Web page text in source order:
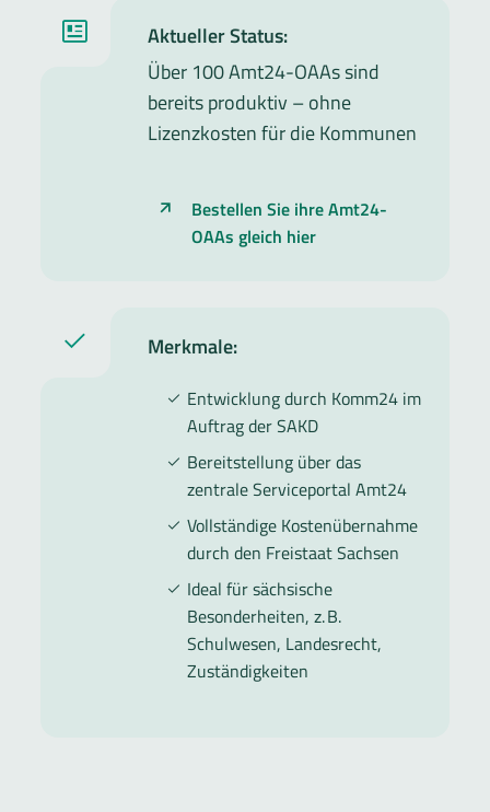
Aktueller Status:
Über 100 Amt24-OAAs sind
bereits produktiv – ohne
Lizenzkosten für die Kommunen
Bestellen Sie ihre Amt24-
OAAs gleich hier
Merkmale:
Entwicklung durch Komm24 im
Auftrag der SAKD
Bereitstellung über das
zentrale Serviceportal Amt24
Vollständige Kostenübernahme
durch den Freistaat Sachsen
Ideal für sächsische
Besonderheiten, z. B.
Schulwesen, Landesrecht,
Zuständigkeiten